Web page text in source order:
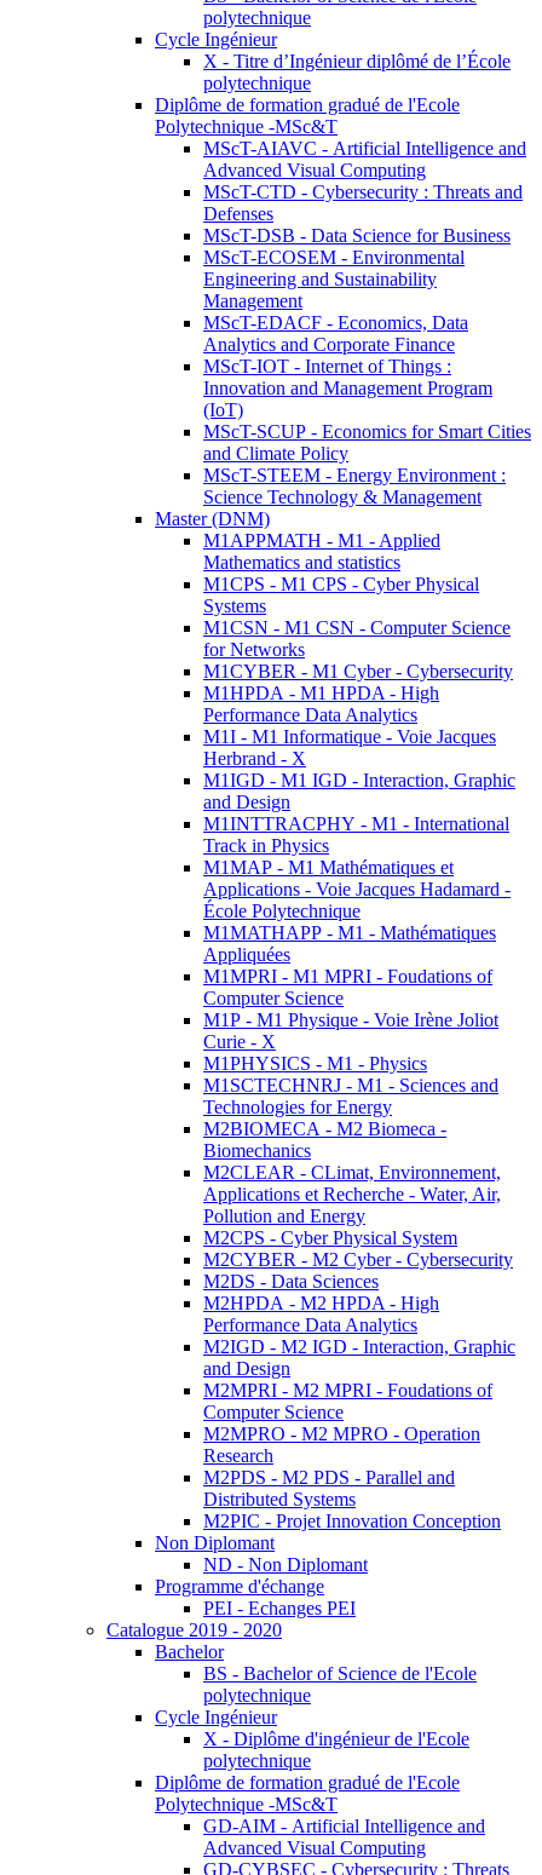
polytechnique
Cycle Ingénieur
X - Titre d’Ingénieur diplômé de l’École
polytechnique
Diplôme de formation gradué de l'Ecole
Polytechnique -MSc&T
MScT-AIAVC - Artificial Intelligence and
Advanced Visual Computing
MScT-CTD - Cybersecurity : Threats and
Defenses
MScT-DSB - Data Science for Business
MScT-ECOSEM - Environmental
Engineering and Sustainability
Management
MScT-EDACF - Economics, Data
Analytics and Corporate Finance
MScT-IOT - Internet of Things :
Innovation and Management Program
(IoT)
MScT-SCUP - Economics for Smart Cities
and Climate Policy
MScT-STEEM - Energy Environment :
Science Technology & Management
Master (DNM)
M1APPMATH - M1 - Applied
Mathematics and statistics
M1CPS - M1 CPS - Cyber Physical
Systems
M1CSN - M1 CSN - Computer Science
for Networks
M1CYBER - M1 Cyber - Cybersecurity
M1HPDA - M1 HPDA - High
Performance Data Analytics
M1I - M1 Informatique - Voie Jacques
Herbrand - X
M1IGD - M1 IGD - Interaction, Graphic
and Design
M1INTTRACPHY - M1 - International
Track in Physics
M1MAP - M1 Mathématiques et
Applications - Voie Jacques Hadamard -
École Polytechnique
M1MATHAPP - M1 - Mathématiques
Appliquées
M1MPRI - M1 MPRI - Foudations of
Computer Science
M1P - M1 Physique - Voie Irène Joliot
Curie - X
M1PHYSICS - M1 - Physics
M1SCTECHNRJ - M1 - Sciences and
Technologies for Energy
M2BIOMECA - M2 Biomeca -
Biomechanics
M2CLEAR - CLimat, Environnement,
Applications et Recherche - Water, Air,
Pollution and Energy
M2CPS - Cyber Physical System
M2CYBER - M2 Cyber - Cybersecurity
M2DS - Data Sciences
M2HPDA - M2 HPDA - High
Performance Data Analytics
M2IGD - M2 IGD - Interaction, Graphic
and Design
M2MPRI - M2 MPRI - Foudations of
Computer Science
M2MPRO - M2 MPRO - Operation
Research
M2PDS - M2 PDS - Parallel and
Distributed Systems
M2PIC - Projet Innovation Conception
Non Diplomant
ND - Non Diplomant
Programme d'échange
PEI - Echanges PEI
Catalogue 2019 - 2020
Bachelor
BS - Bachelor of Science de l'Ecole
polytechnique
Cycle Ingénieur
X - Diplôme d'ingénieur de l'Ecole
polytechnique
Diplôme de formation gradué de l'Ecole
Polytechnique -MSc&T
GD-AIM - Artificial Intelligence and
Advanced Visual Computing
GD-CYBSEC - Cybersecurity : Threats